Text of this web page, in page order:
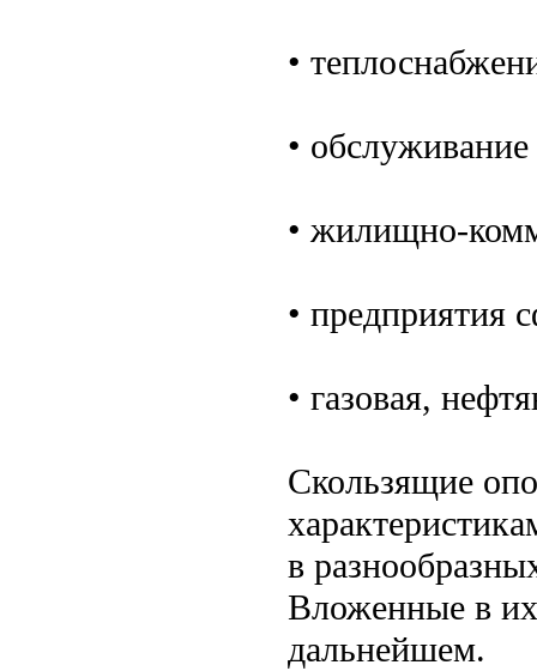
•
•
• жилищно-
• предприятия
• газовая,
Скользящие
в
Вложенные в
дальнейшем.